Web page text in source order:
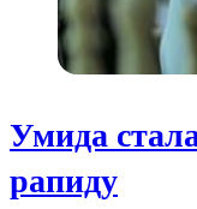
Умида
рапиду